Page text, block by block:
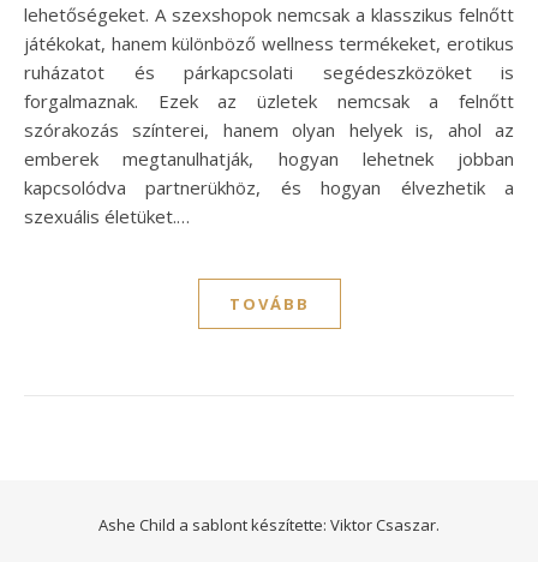
lehetőségeket. A szexshopok nemcsak a klasszikus felnőtt
játékokat, hanem különböző wellness termékeket, erotikus
ruházatot és párkapcsolati segédeszközöket is
forgalmaznak. Ezek az üzletek nemcsak a felnőtt
szórakozás színterei, hanem olyan helyek is, ahol az
emberek megtanulhatják, hogyan lehetnek jobban
kapcsolódva partnerükhöz, és hogyan élvezhetik a
szexuális életüket.…
TOVÁBB
Ashe Child a sablont készítette: Viktor Csaszar.